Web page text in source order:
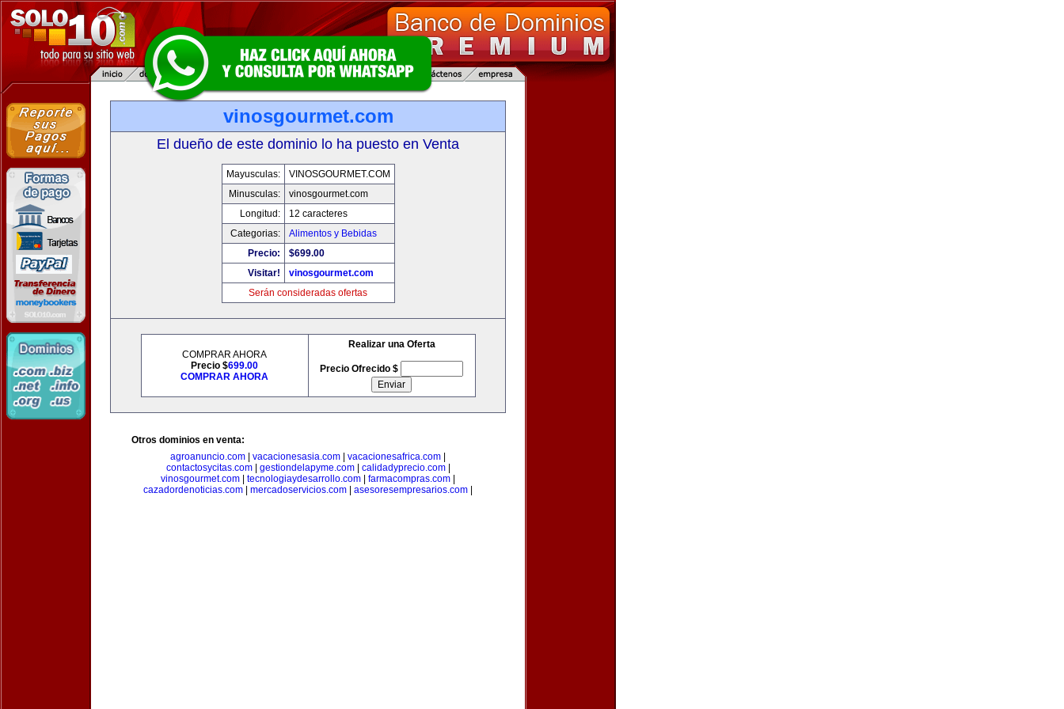
vinosgourmet.com
El dueño de este dominio lo ha puesto en Venta
Mayusculas:
VINOSGOURMET.COM
Minusculas:
vinosgourmet.com
Longitud:
12 caracteres
Categorias:
Alimentos y Bebidas
Precio:
$699.00
Visitar!
vinosgourmet.com
Serán consideradas ofertas
COMPRAR AHORA
Precio $699.00
COMPRAR AHORA
Realizar una Oferta
Precio Ofrecido $
Otros dominios en venta:
agroanuncio.com
vacacionesasia.com vacacionesafrica.com
contactosycitas.com| gestiondelapyme.com| calidadyprecio.com|
vinosgourmet.com
tecnologiaydesarrollo.com farmacompras.com
cazadordenoticias.com
mercadoservicios.com asesoresempresarios.com